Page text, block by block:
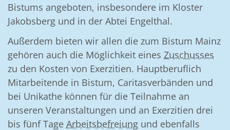
Bistums angeboten, insbesondere im Kloster
Jakobsberg und in der Abtei Engelthal.
Außerdem bieten wir allen die zum Bistum Mainz
gehören auch die Möglichkeit eines Zuschusses
zu den Kosten von Exerzitien. Hauptberuflich
Mitarbeitende in Bistum, Caritasverbänden und
bei Unikathe können für die Teilnahme an
unseren Veranstaltungen und an Exerzitien drei
bis fünf Tage Arbeitsbefreiung und ebenfalls